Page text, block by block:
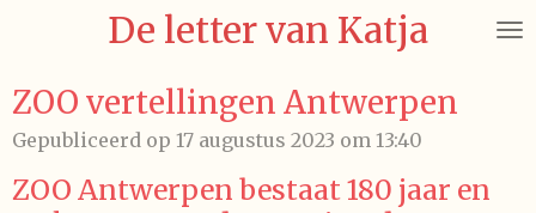
de
hoofdinhoud
De letter van Katja
ZOO vertellingen Antwerpen
Gepubliceerd op 17 augustus 2023 om 13:40
ZOO Antwerpen bestaat 180 jaar en